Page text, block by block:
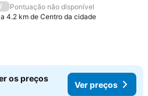
preços
/
Pontuação não disponível
a 4.2 km de Centro da cidade
os preços
Ver preços